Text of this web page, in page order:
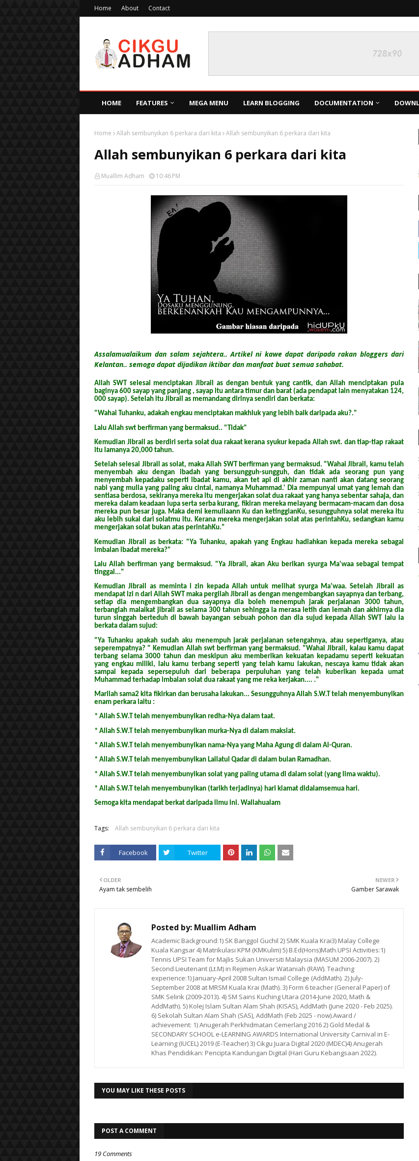
Home About Contact
HOME FEATURES MEGA MENU LEARN BLOGGING DOCUMENTATION
Home Allah sembunyikan 6 perkara dari kita Allah sembunyikan 6 perkara dari kita
Allah sembunyikan 6 perkara dari kita
Muallim Adham 10:46 PM
Assalamualaikum dan salam sejahtera.. Artikel ni kawe dapat daripada rakan bloggers dari
Kelantan.. semoga dapat dijadikan iktibar dan manfaat buat semua sahabat.
Allah SWT selesai menciptakan Jibrail as dengan bentuk yang cantik, dan Allah menciptakan pula
baginya 600 sayap yang panjang , sayap itu antara timur dan barat (ada pendapat lain menyatakan 124,
000 sayap). Setelah itu Jibrail as memandang dirinya sendiri dan berkata:
"Wahai Tuhanku, adakah engkau menciptakan makhluk yang lebih baik daripada aku?."
Lalu Allah swt berfirman yang bermaksud.. "Tidak"
Kemudian Jibrail as berdiri serta solat dua rakaat kerana syukur kepada Allah swt. dan tiap-tiap rakaat
itu lamanya 20,000 tahun.
Setelah selesai Jibrail as solat, maka Allah SWT berfirman yang bermaksud. "Wahai Jibrail, kamu telah
menyembah aku dengan ibadah yang bersungguh-sungguh, dan tidak ada seorang pun yang
menyembah kepadaku seperti ibadat kamu, akan tet api di akhir zaman nanti akan datang seorang
nabi yang mulia yang paling aku cintai, namanya Muhammad.' Dia mempunyai umat yang lemah dan
sentiasa berdosa, sekiranya mereka itu mengerjakan solat dua rakaat yang hanya sebentar sahaja, dan
mereka dalam keadaan lupa serta serba kurang, fikiran mereka melayang bermacam-macam dan dosa
mereka pun besar juga. Maka demi kemuliaann Ku dan ketinggianKu, sesungguhnya solat mereka itu
aku lebih sukai dari solatmu itu. Kerana mereka mengerjakan solat atas perintahKu, sedangkan kamu
mengerjakan solat bukan atas perintahKu."
Kemudian Jibrail as berkata: "Ya Tuhanku, apakah yang Engkau hadiahkan kepada mereka sebagai
imbalan ibadat mereka?"
Lalu Allah berfirman yang bermaksud. "Ya Jibrail, akan Aku berikan syurga Ma'waa sebagai tempat
tinggal..."
Kemudian Jibrail as meminta i zin kepada Allah untuk melihat syurga Ma'waa. Setelah Jibrail as
mendapat izi n dari Allah SWT maka pergilah Jibrail as dengan mengembangkan sayapnya dan terbang,
setiap dia mengembangkan dua sayapnya dia boleh menempuh jarak perjalanan 3000 tahun,
terbanglah malaikat jibrail as selama 300 tahun sehingga ia merasa letih dan lemah dan akhirnya dia
turun singgah berteduh di bawah bayangan sebuah pohon dan dia sujud kepada Allah SWT lalu ia
berkata dalam sujud:
"Ya Tuhanku apakah sudah aku menempuh jarak perjalanan setengahnya, atau sepertiganya, atau
seperempatnya? " Kemudian Allah swt berfirman yang bermaksud. "Wahai Jibrail, kalau kamu dapat
terbang selama 3000 tahun dan meskipun aku memberikan kekuatan kepadamu seperti kekuatan
yang engkau miliki, lalu kamu terbang seperti yang telah kamu lakukan, nescaya kamu tidak akan
sampai kepada sepersepuluh dari beberapa perpuluhan yang telah kuberikan kepada umat
Muhammad terhadap imbalan solat dua rakaat yang me reka kerjakan.... ."
Marilah sama2 kita fikirkan dan berusaha lakukan... Sesungguhnya Allah S.W.T telah menyembunyikan
enam perkara iaitu :
* Allah S.W.T telah menyembunyikan redha-Nya dalam taat.
* Allah S.W.T telah menyembunyikan murka-Nya di dalam maksiat.
* Allah S.W.T telah menyembunyikan nama-Nya yang Maha Agung di dalam Al-Quran.
* Allah S.W.T telah menyembunyikan Lailatul Qadar di dalam bulan Ramadhan.
* Allah S.W.T telah menyembunyikan solat yang paling utama di dalam solat (yang lima waktu).
* Allah S.W.T telah menyembunyikan (tarikh terjadinya) hari kiamat didalamsemua hari.
Semoga kita mendapat berkat daripada ilmu ini. Wallahualam
Tags: Allah sembunyikan 6 perkara dari kita
Facebook Twitter
NEWER
Gamber Sarawak
OLDER
Ayam tak sembelih
Posted by: Muallim Adham
Academic Background:1) SK Banggol Guchil 2) SMK Kuala Krai3) Malay College
Kuala Kangsar 4) Matrikulasi KPM (KMKulim) 5) B.Ed(Hons)Math.UPSI Activities:1)
Tennis UPSI Team for Majlis Sukan Universiti Malaysia (MASUM 2006-2007). 2)
Second Lieutenant (Lt.M) in Rejimen Askar Wataniah (RAW). Teaching
experience:1) January-April 2008 Sultan Ismail College (AddMath). 2) July-
September 2008 at MRSM Kuala Krai (Math). 3) Form 6 teacher (General Paper) of
SMK Selirik (2009-2013). 4) SM Sains Kuching Utara (2014-June 2020, Math &
AddMath). 5) Kolej Islam Sultan Alam Shah (KISAS), AddMath (June 2020 - Feb 2025).
6) Sekolah Sultan Alam Shah (SAS), AddMath (Feb 2025 - now).Award /
achievement: 1) Anugerah Perkhidmatan Cemerlang 2016 2) Gold Medal &
SECONDARY SCHOOL e-LEARNING AWARDS International University Carnival in E-
Learning (IUCEL) 2019 (E-Teacher) 3) Cikgu Juara Digital 2020 (MDEC)4) Anugerah
Khas Pendidikan: Pencipta Kandungan Digital (Hari Guru Kebangsaan 2022).
YOU MAY LIKE THESE POSTS
POST A COMMENT
19 Comments